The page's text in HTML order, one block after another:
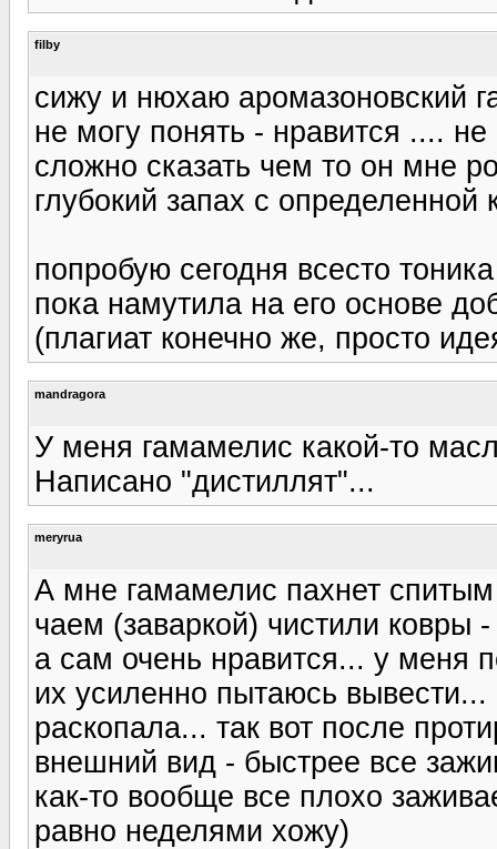
filby
сижу и нюхаю аромазоновский
не могу понять - нравится .... не
сложно сказать чем то он мне
глубокий запах с определенной
попробую сегодня всесто тоника
пока намутила на его основе
(плагиат конечно же, просто
mandragora
У меня гамамелис какой-то
Написано "дистиллят"...
meryrua
А мне гамамелис пахнет
чаем (заваркой) чистили ковры
а сам очень нравится... у меня
их усиленно пытаюсь
раскопала... так вот после
внешний вид - быстрее все
как-то вообще все плохо
равно неделями хожу)